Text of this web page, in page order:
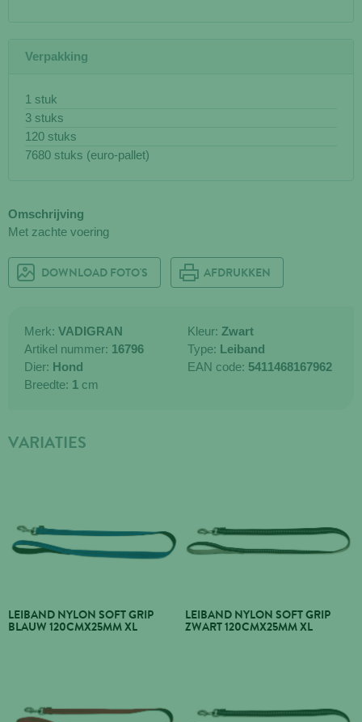
Verpakking
1 stuk
3 stuks
120 stuks
7680 stuks (euro-pallet)
Omschrijving
Met zachte voering
DOWNLOAD FOTO'S AFDRUKKEN
Merk: VADIGRAN
Artikel nummer: 16796
Dier: Hond
Breedte: 1 cm
Kleur: Zwart
Type: Leiband
EAN code: 5411468167962
VARIATIES
LEIBAND NYLON SOFT GRIP
BLAUW 120CMX25MM XL
LEIBAND NYLON SOFT GRIP
ZWART 120CMX25MM XL